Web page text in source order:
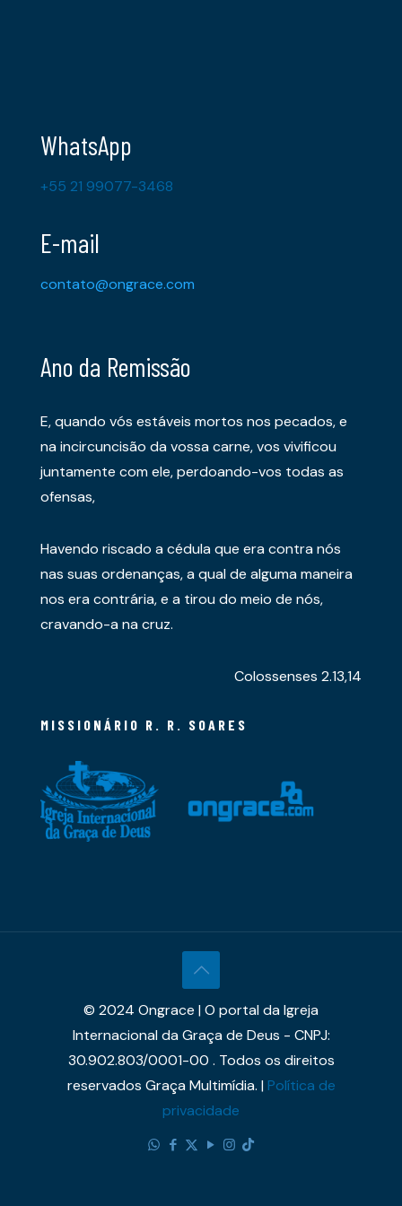
WhatsApp
+55 21 99077-3468
E-mail
contato@ongrace.com
Ano da Remissão
E, quando vós estáveis mortos nos pecados, e
na incircuncisão da vossa carne, vos vivificou
juntamente com ele, perdoando-vos todas as
ofensas,
Havendo riscado a cédula que era contra nós
nas suas ordenanças, a qual de alguma maneira
nos era contrária, e a tirou do meio de nós,
cravando-a na cruz.
Colossenses 2.13,14
MISSIONÁRIO R. R. SOARES
© 2024 Ongrace | O portal da Igreja
Internacional da Graça de Deus - CNPJ:
30.902.803/0001-00 . Todos os direitos
reservados Graça Multimídia. |Política de
privacidade